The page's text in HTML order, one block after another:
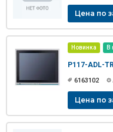
Цена по
Новинка В
P117-ADL-
6163102
Цена по